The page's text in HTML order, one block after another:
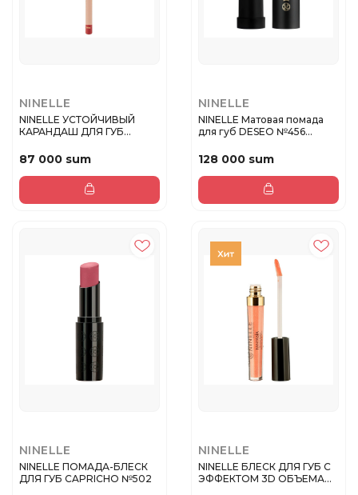
NINELLE
NINELLE УСТОЙЧИВЫЙ
КАРАНДАШ ДЛЯ ГУБ
87 000 sum
NINELLE
NINELLE Матовая помада
для губ DESEO №456
128 000 sum
NINELLE
NINELLE ПОМАДА-БЛЕСК
ДЛЯ ГУБ CAPRICHO №502
NINELLE
NINELLE БЛЕСК ДЛЯ ГУБ С
ЭФФЕКТОМ 3D ОБЪЕМА